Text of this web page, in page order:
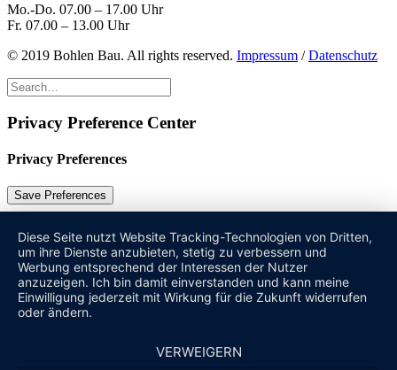
Mo.-Do. 07.00 – 17.00 Uhr
Fr. 07.00 – 13.00 Uhr
© 2019 Bohlen Bau. All rights reserved. Impressum /Datenschutz
Privacy Preference Center
Privacy Preferences
Diese Seite nutzt Website Tracking-Technologien von Dritten,
um ihre Dienste anzubieten, stetig zu verbessern und
Werbung entsprechend der Interessen der Nutzer
anzuzeigen. Ich bin damit einverstanden und kann meine
Einwilligung jederzeit mit Wirkung für die Zukunft widerrufen
oder ändern.
VERWEIGERN